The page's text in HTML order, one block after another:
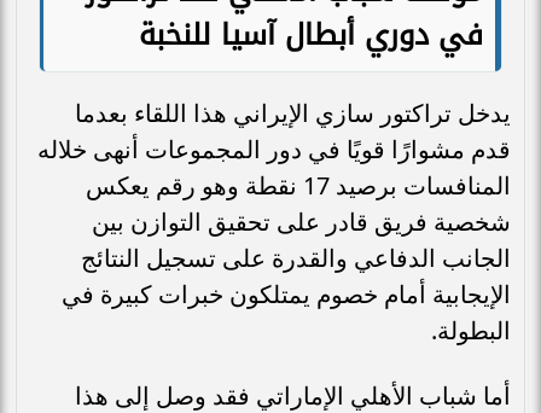
في دوري أبطال آسيا للنخبة
يدخل تراكتور سازي الإيراني هذا اللقاء بعدما
قدم مشوارًا قويًا في دور المجموعات أنهى خلاله
المنافسات برصيد 17 نقطة وهو رقم يعكس
شخصية فريق قادر على تحقيق التوازن بين
الجانب الدفاعي والقدرة على تسجيل النتائج
الإيجابية أمام خصوم يمتلكون خبرات كبيرة في
البطولة.
أما شباب الأهلي الإماراتي فقد وصل إلى هذا